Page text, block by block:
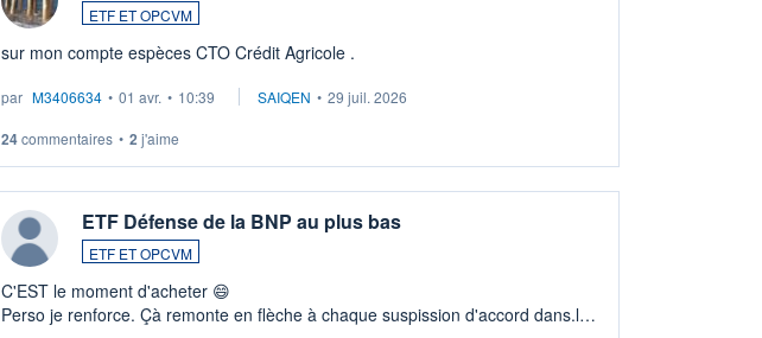
ETF ET OPCVM
sur mon compte espèces CTO Crédit Agricole .
par M3406634 • 01 avr. • 10:39 SAIQEN • 29 juil. 2026
24commentaires • 2 j'aime
ETF Défense de la BNP au plus bas
ETF ET OPCVM
C'EST le moment d'acheter 😄​
Perso je renforce. Çà remonte en flèche à chaque suspission d'accord dans.la